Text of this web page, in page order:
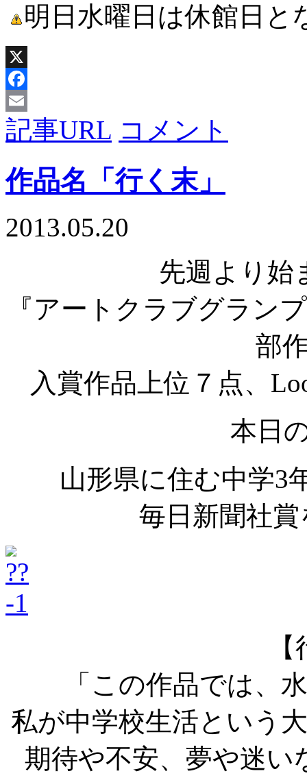
明日水曜日は休館日
X
Facebook
Email
記事URL コメント
作品名「行く末」
2013.05.20
先週より始
『アートクラブグラン
部
入賞作品上位７点、
本日
山形県に住む中学3
毎日新聞社
「この作品では、
私が中学校生活という
期待や不安、夢や迷